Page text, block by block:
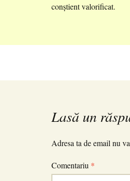
conștient valorificat.
Lasă un
Adresa ta de email nu
Comentariu *